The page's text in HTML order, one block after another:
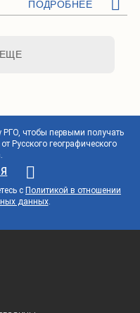
ПОДРОБНЕЕ
чтобы первыми получать
Русского географического
с Политикой в отношении
данных.